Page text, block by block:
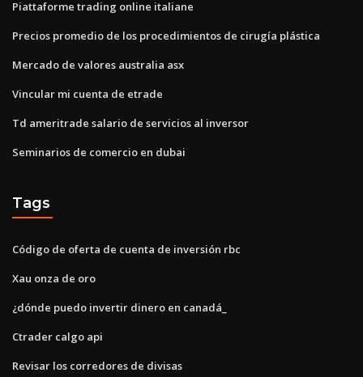
Piattaforme trading online italiane
Precios promedio de los procedimientos de cirugía plástica
Mercado de valores australia asx
Vincular mi cuenta de etrade
Td ameritrade salario de servicios al inversor
Seminarios de comercio en dubai
Tags
Código de oferta de cuenta de inversión rbc
Xau onza de oro
¿dónde puedo invertir dinero en canadá_
Ctrader calgo api
Revisar los corredores de divisas